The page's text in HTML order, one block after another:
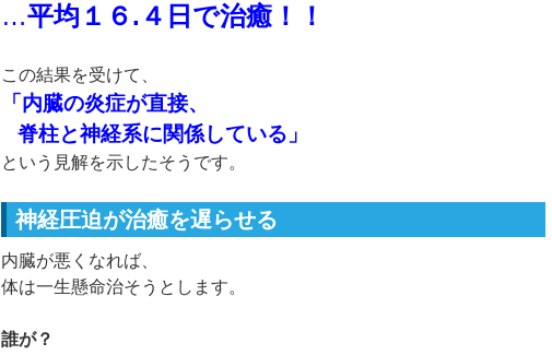
…平均１６.４日で治癒！！
この結果を受けて、
「内臓の炎症が直接、
脊柱と神経系に関係している」
という見解を示したそうです。
神経圧迫が治癒を遅らせる
内臓が悪くなれば、
体は一生懸命治そうとします。
誰が？